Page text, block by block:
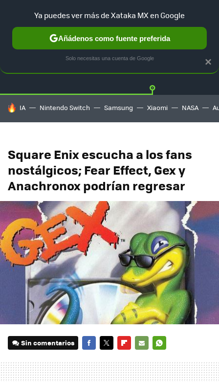
Twitter
HOY SE HABLA DE
IA Nintendo Switch Samsung Xiaomi NASA
Square Enix escucha a los fans
nostálgicos; Fear Effect, Gex y
Anachronox podrían regresar
Sin comentarios
MAIL
×
Ya puedes ver más de Xataka MX en Google
Añádenos como fuente preferida
Solo necesitas una cuenta de Google